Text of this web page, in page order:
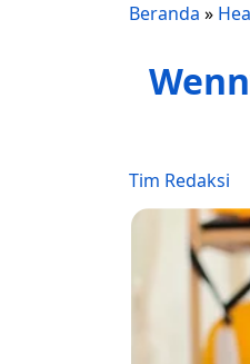
Beranda »
Tim Redaksi